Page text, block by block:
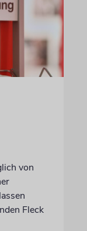
von
Fleck